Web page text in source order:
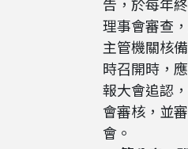
理事會審查
主管機關核
時召開時，
報大會追認
會審核，並
會。